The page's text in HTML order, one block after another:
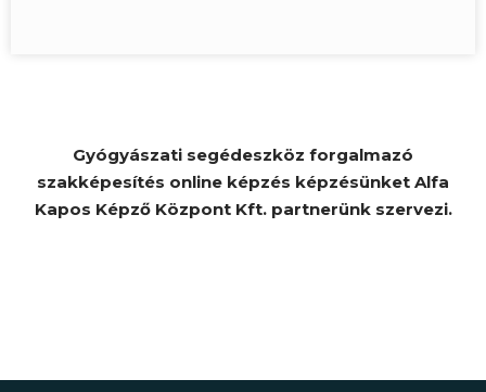
Gyógyászati segédeszköz forgalmazó
szakképesítés online képzés képzésünket Alfa
Kapos Képző Központ Kft. partnerünk szervezi.